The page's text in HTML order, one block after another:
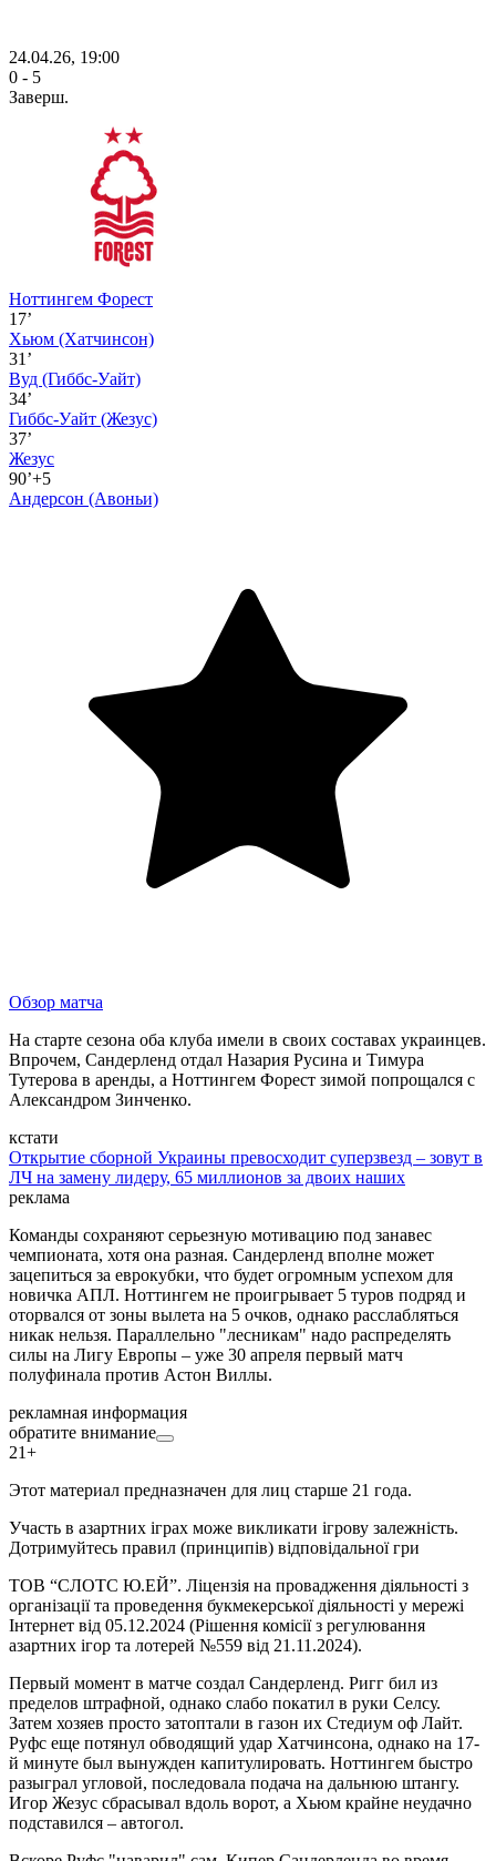
24.04.26, 19:00
0 - 5
Заверш.
Ноттингем Форест
17’
Хьюм (Хатчинсон)
31’
Вуд (Гиббс-Уайт)
34’
Гиббс-Уайт (Жезус)
37’
Жезус
90’+5
Андерсон (Авоньи)
Обзор матча
На старте сезона оба клуба имели в своих составах украинцев.
Впрочем, Сандерленд отдал Назария Русина и Тимура
Тутерова в аренды, а Ноттингем Форест зимой попрощался с
Александром Зинченко.
кстати
Открытие сборной Украины превосходит суперзвезд – зовут в
ЛЧ на замену лидеру, 65 миллионов за двоих наших
реклама
Команды сохраняют серьезную мотивацию под занавес
чемпионата, хотя она разная. Сандерленд вполне может
зацепиться за еврокубки, что будет огромным успехом для
новичка АПЛ. Ноттингем не проигрывает 5 туров подряд и
оторвался от зоны вылета на 5 очков, однако расслабляться
никак нельзя. Параллельно "лесникам" надо распределять
силы на Лигу Европы – уже 30 апреля первый матч
полуфинала против Астон Виллы.
рекламная информация
обратите внимание
21+
Этот материал предназначен для лиц старше 21 года.
Участь в азартних іграх може викликати ігрову залежність.
Дотримуйтесь правил (принципів) відповідальної гри
ТОВ “СЛОТС Ю.ЕЙ”. Ліцензія на провадження діяльності з
організації та проведення букмекерської діяльності у мережі
Інтернет від 05.12.2024 (Рішення комісії з регулювання
азартних ігор та лотерей №559 від 21.11.2024).
Первый момент в матче создал Сандерленд. Ригг бил из
пределов штрафной, однако слабо покатил в руки Селсу.
Затем хозяев просто затоптали в газон их Стедиум оф Лайт.
Руфс еще потянул обводящий удар Хатчинсона, однако на 17-
й минуте был вынужден капитулировать. Ноттингем быстро
разыграл угловой, последовала подача на дальнюю штангу.
Игор Жезус сбрасывал вдоль ворот, а Хьюм крайне неудачно
подставился – автогол.